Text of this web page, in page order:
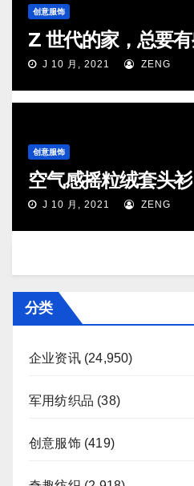
创意服饰
Z 世代的家，总要
J 10 月, 2021 ZENG
创意服饰
空气感摇粒绒套头衫
J 10 月, 2021 ZENG
分类
企业资讯(24,950)
军用纺织品 (38)
创意服饰(419)